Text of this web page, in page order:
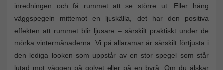
inredningen och få rummet att se större ut. Eller häng
väggspegeln mittemot en ljuskälla, det har den positiva
effekten att rummet blir ljusare – särskilt praktiskt under de
mörka vintermånaderna. Vi på allaramar är särskilt förtjusta i
den lediga looken som uppstår av en stor spegel som står
lutad mot väggen på golvet eller på en byrå. Om du älskar